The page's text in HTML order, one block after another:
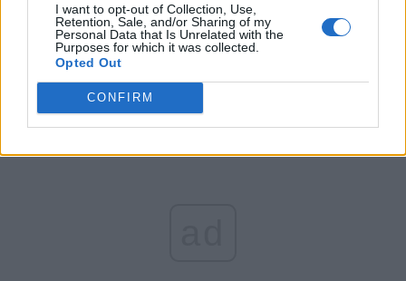
I want to opt-out of Collection, Use,
Retention, Sale, and/or Sharing of my
Personal Data that Is Unrelated with the
Purposes for which it was collected.
Opted Out
CONFIRM
Arhiva sondajelor